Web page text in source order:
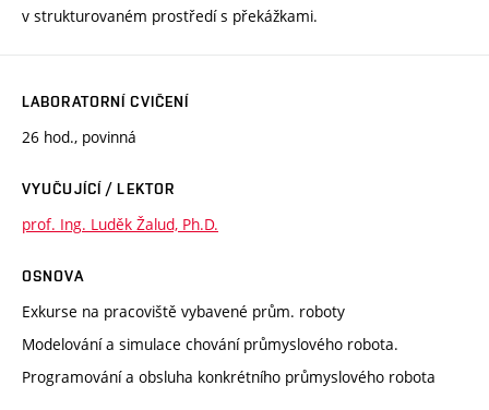
v strukturovaném prostředí s překážkami.
LABORATORNÍ CVIČENÍ
26 hod., povinná
VYUČUJÍCÍ / LEKTOR
prof. Ing. Luděk Žalud, Ph.D.
OSNOVA
Exkurse na pracoviště vybavené prům. roboty
Modelování a simulace chování průmyslového robota.
Programování a obsluha konkrétního průmyslového robota